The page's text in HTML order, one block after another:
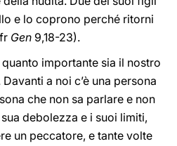
e lo coprono perché ritorni
Gen 9,18-23).
importante sia il nostro
a noi c’è una persona
che non sa parlare e non
debolezza e i suoi limiti,
un peccatore, e tante volte